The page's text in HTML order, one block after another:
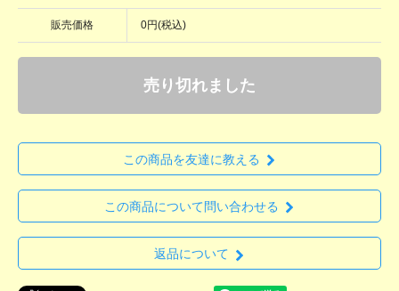
販売価格 0円(税込)
売り切れました
この商品を友達に教える
この商品について問い合わせる
返品について